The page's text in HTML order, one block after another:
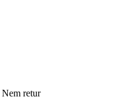
Nem retur